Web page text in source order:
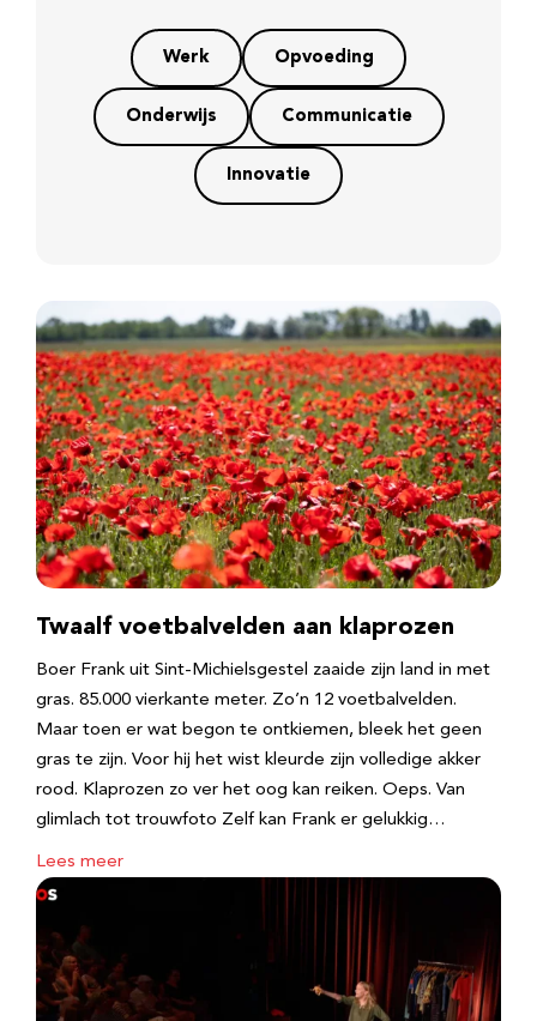
Werk Opvoeding
Onderwijs Communicatie
Innovatie
Twaalf voetbalvelden aan klaprozen
Boer Frank uit Sint-Michielsgestel zaaide zijn land in met
gras. 85.000 vierkante meter. Zo’n 12 voetbalvelden.
Maar toen er wat begon te ontkiemen, bleek het geen
gras te zijn. Voor hij het wist kleurde zijn volledige akker
rood. Klaprozen zo ver het oog kan reiken. Oeps. Van
glimlach tot trouwfoto Zelf kan Frank er gelukkig…
Lees meer